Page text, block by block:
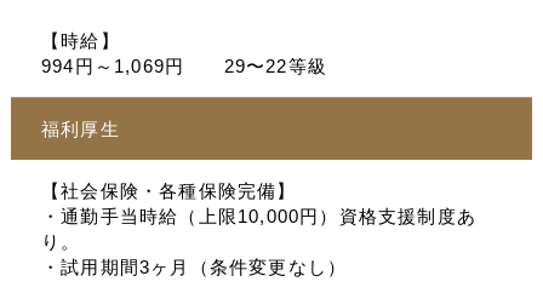
【時給】
994円～1,069円 29〜22等級
福利厚生
【社会保険・各種保険完備】
・通勤手当時給（上限10,000円）資格支援制度あ
り。
・試用期間3ヶ月（条件変更なし）